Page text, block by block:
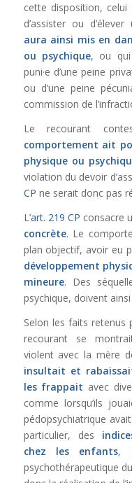
cette disposition,
d’assister ou d’élever
aura ainsi mis en
ou psychique, ou
puni·e d’une peine
ou d’une peine
commission de
Le recourant
comportement ait
physique ou
violation du devoir
CP ne serait donc pas
L’art. 219 CP consacre
concrète. Le
plan objectif, avoir eu
développement
mineure. Des
psychique, doivent
Selon les faits retenus
recourant se
violent avec la mère
insultait et
les frappait avec
comme lorsqu’ils
pédopsychiatrique
particulier, des
chez les enfants,
psychothérapeutique